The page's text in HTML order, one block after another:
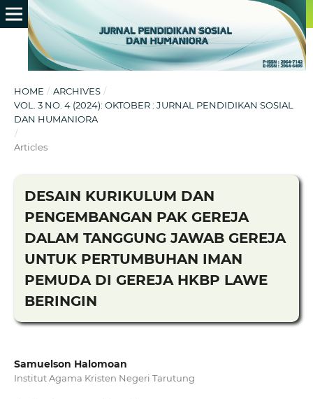
HOME / ARCHIVES /
VOL. 3 NO. 4 (2024): OKTOBER : JURNAL PENDIDIKAN SOSIAL
DAN HUMANIORA
/
Articles
DESAIN KURIKULUM DAN
PENGEMBANGAN PAK GEREJA
DALAM TANGGUNG JAWAB GEREJA
UNTUK PERTUMBUHAN IMAN
PEMUDA DI GEREJA HKBP LAWE
BERINGIN
Samuelson Halomoan
Institut Agama Kristen Negeri Tarutung